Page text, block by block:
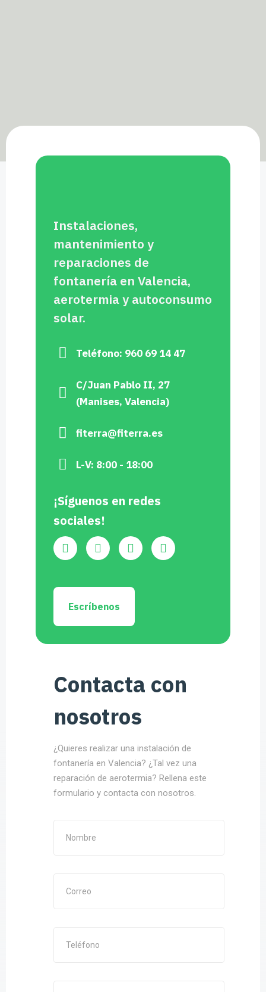
Instalaciones,
mantenimiento y
reparaciones de
fontanería en Valencia,
aerotermia y autoconsumo
solar.
Teléfono: 960 69 14 47
C/Juan Pablo II, 27
(Manises, Valencia)
fiterra@fiterra.es
L-V: 8:00 - 18:00
¡Síguenos en redes
sociales!
Escríbenos
Contacta con
nosotros
¿Quieres realizar una instalación de
fontanería en Valencia? ¿Tal vez una
reparación de aerotermia? Rellena este
formulario y contacta con nosotros.